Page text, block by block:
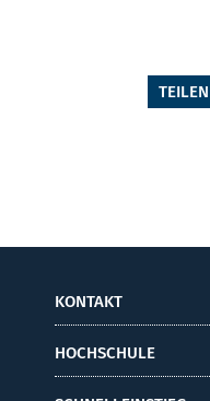
TEILEN
KONTAKT
HOCHSCHULE